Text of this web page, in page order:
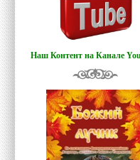
Наш Контент на Канале